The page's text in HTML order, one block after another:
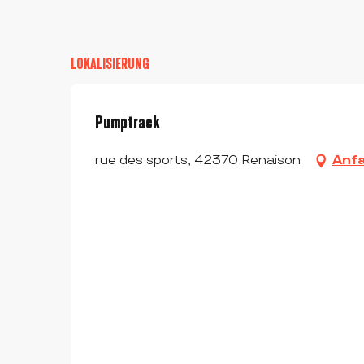
LOKALISIERUNG
Pumptrack
rue des sports, 42370 Renaison